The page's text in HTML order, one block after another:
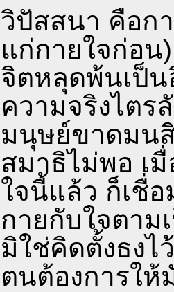
วิปัสสนา คือก
แก่กายใจก่อน
จิตหลุดพ้นเป็น
ความจริงไตร
มนุษย์ขาดมน
สมาธิไม่พอ เ
ใจนี้แล้ว ก็เชื่
กายกับใจตาม
มิใช่คิดตั้งธงไ
ตนต้องการให้